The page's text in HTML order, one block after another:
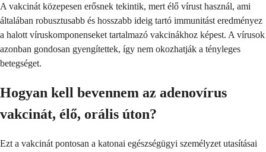
A vakcinát közepesen erősnek tekintik, mert élő vírust használ, ami
általában robusztusabb és hosszabb ideig tartó immunitást eredményez
a halott víruskomponenseket tartalmazó vakcinákhoz képest. A vírusok
azonban gondosan gyengítettek, így nem okozhatják a tényleges
betegséget.
Hogyan kell bevennem az adenovírus
vakcinát, élő, orális úton?
Ezt a vakcinát pontosan a katonai egészségügyi személyzet utasításai